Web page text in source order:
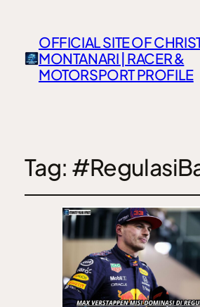
OFFICIAL SITE OF
MONTANARI | RACER &
MOTORSPORT PROFILE
Tag: